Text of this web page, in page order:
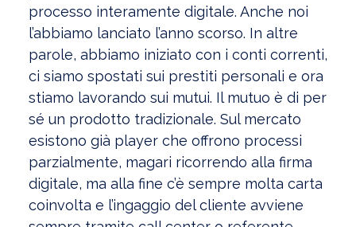
processo interamente digitale. Anche noi
l’abbiamo lanciato l’anno scorso. In altre
parole, abbiamo iniziato con i conti correnti,
ci siamo spostati sui prestiti personali e ora
stiamo lavorando sui mutui. Il mutuo è di per
sé un prodotto tradizionale. Sul mercato
esistono già player che offrono processi
parzialmente, magari ricorrendo alla firma
digitale, ma alla fine c’è sempre molta carta
coinvolta e l’ingaggio del cliente avviene